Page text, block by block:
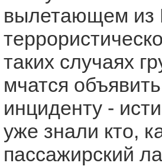
вылетающем из
таких случаях
мчатся
инциденту -
уже знали кто,
пассажирский